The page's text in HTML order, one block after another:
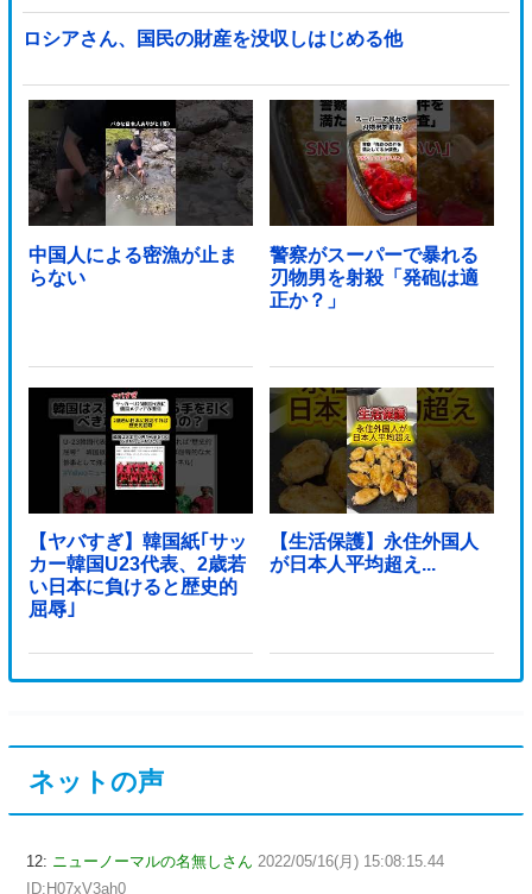
ロシアさん、国民の財産を没収しはじめる他
中国人による密漁が止ま
らない
警察がスーパーで暴れる
刃物男を射殺「発砲は適
正か？」
【ヤバすぎ】韓国紙｢サッ
カー韓国U23代表、2歳若
い日本に負けると歴史的
屈辱｣
【生活保護】永住外国人
が日本人平均超え...
ネットの声
12: ニューノーマルの名無しさん 2022/05/16(月) 15:08:15.44
ID:H07xV3ah0